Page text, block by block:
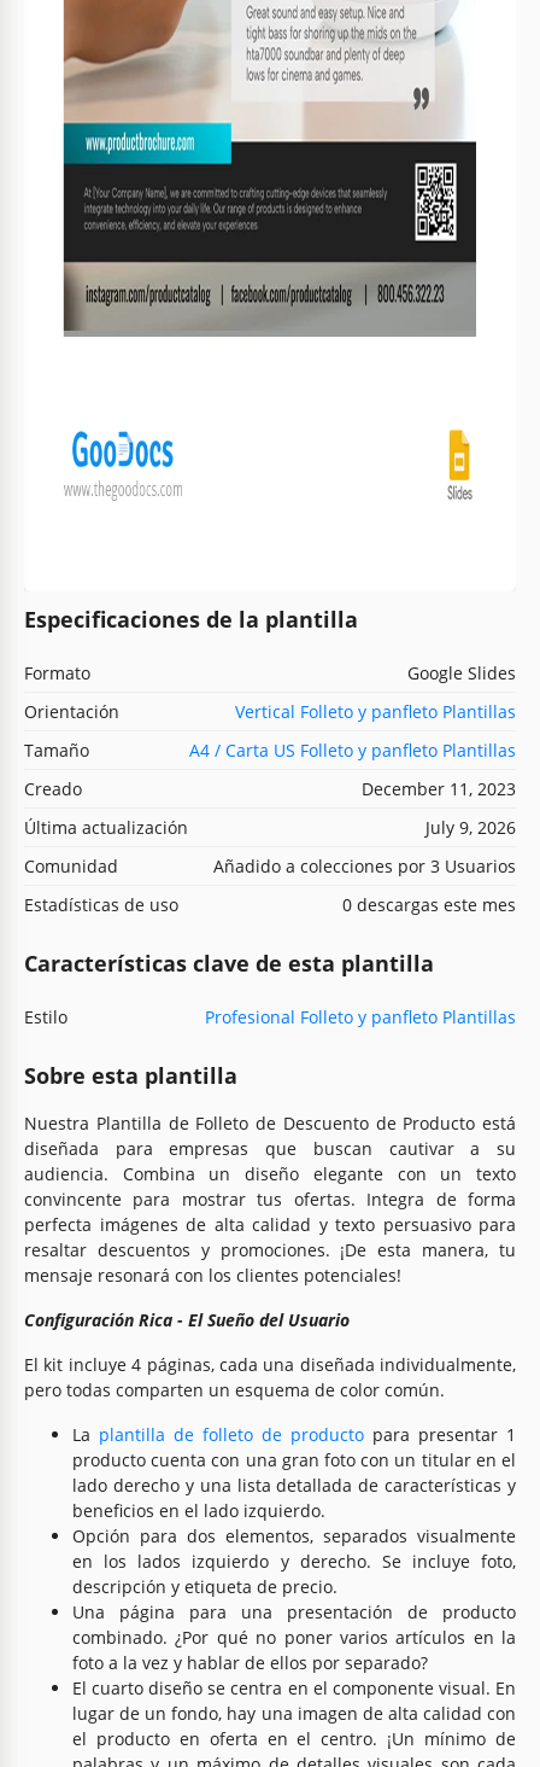
Especificaciones de la plantilla
Formato
Google Slides
Orientación
Vertical Folleto y panfleto Plantillas
Tamaño
A4 / Carta US Folleto y panfleto Plantillas
Creado
December 11, 2023
Última actualización
July 9, 2026
Comunidad
Añadido a colecciones por 3 Usuarios
Estadísticas de uso
0 descargas este mes
Características clave de esta plantilla
Estilo Profesional Folleto y panfleto Plantillas
Sobre esta plantilla
Nuestra Plantilla de Folleto de Descuento de Producto está
diseñada para empresas que buscan cautivar a su
audiencia. Combina un diseño elegante con un texto
convincente para mostrar tus ofertas. Integra de forma
perfecta imágenes de alta calidad y texto persuasivo para
resaltar descuentos y promociones. ¡De esta manera, tu
mensaje resonará con los clientes potenciales!
Configuración Rica - El Sueño del Usuario
El kit incluye 4 páginas, cada una diseñada individualmente,
pero todas comparten un esquema de color común.
La plantilla de folleto de producto para presentar 1
producto cuenta con una gran foto con un titular en el
lado derecho y una lista detallada de características y
beneficios en el lado izquierdo.
Opción para dos elementos, separados visualmente
en los lados izquierdo y derecho. Se incluye foto,
descripción y etiqueta de precio.
Una página para una presentación de producto
combinado. ¿Por qué no poner varios artículos en la
foto a la vez y hablar de ellos por separado?
El cuarto diseño se centra en el componente visual. En
lugar de un fondo, hay una imagen de alta calidad con
el producto en oferta en el centro. ¡Un mínimo de